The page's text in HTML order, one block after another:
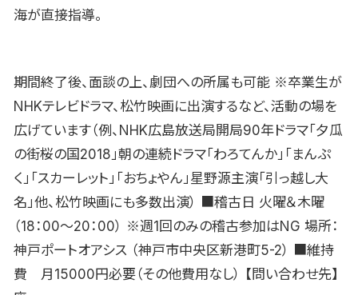
海が直接指導。
期間終了後、面談の上、劇団への所属も可能 ※卒業生が
NHKテレビドラマ、松竹映画に出演するなど、活動の場を
広げています（例、NHK広島放送局開局90年ドラマ「夕瓜
の街桜の国2018」朝の連続ドラマ「わろてんか」「まんぷ
く」「スカーレット」「おちょやん」星野源主演「引っ越し大
名」他、松竹映画にも多数出演） ■稽古日 火曜＆木曜
（18：00〜20：00） ※週1回のみの稽古参加はNG 場所：
神戸ポートオアシス （神戸市中央区新港町5-2） ■維持
費 月15000円必要（その他費用なし） 【問い合わせ先】